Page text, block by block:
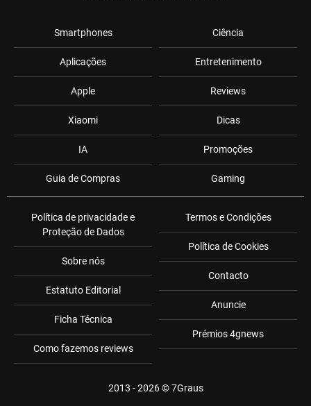
Smartphones
Aplicações
Apple
Xiaomi
IA
Guia de Compras
Ciência
Entretenimento
Reviews
Dicas
Promoções
Gaming
Política de privacidade e
Proteção de Dados
Sobre nós
Estatuto Editorial
Ficha Técnica
Como fazemos reviews
Termos e Condições
Política de Cookies
Contacto
Anuncie
Prémios 4gnews
2013 - 2026 ©7Graus